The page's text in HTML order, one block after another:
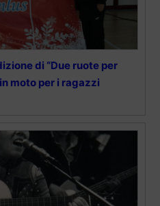
di “Due ruote per
in moto per i ragazzi